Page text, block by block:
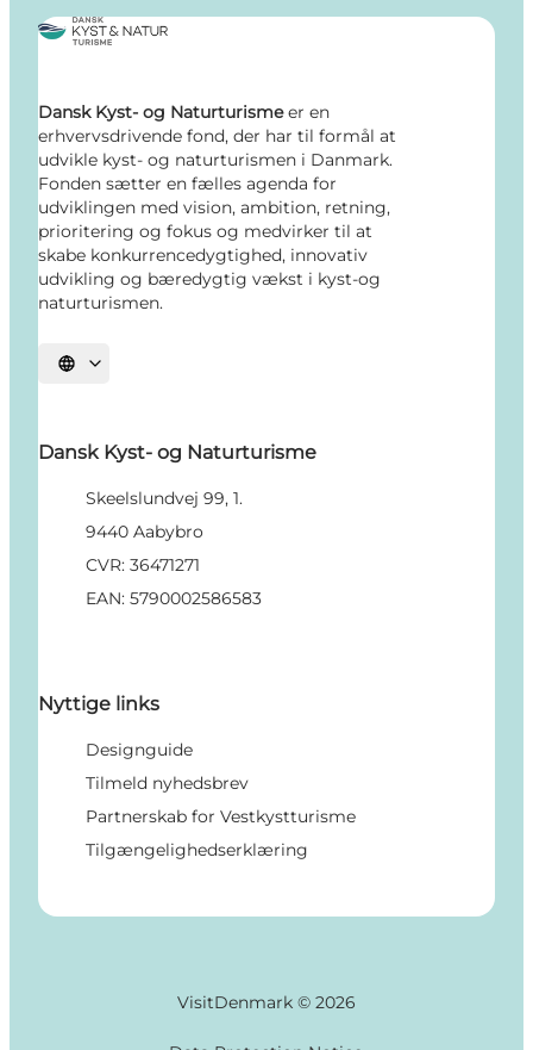
Dansk Kyst- og Naturturismeer en
erhvervsdrivende fond, der har til formål at
udvikle kyst- og naturturismen i Danmark.
Fonden sætter en fælles agenda for
udviklingen med vision, ambition, retning,
prioritering og fokus og medvirker til at
skabe konkurrencedygtighed, innovativ
udvikling og bæredygtig vækst i kyst-og
naturturismen.
Vælg sprog
Dansk Kyst- og Naturturisme
Skeelslundvej 99, 1.
9440 Aabybro
CVR: 36471271
EAN: 5790002586583
Nyttige links
Designguide
Tilmeld nyhedsbrev
Partnerskab for Vestkystturisme
Tilgængelighedserklæring
VisitDenmark © 2026